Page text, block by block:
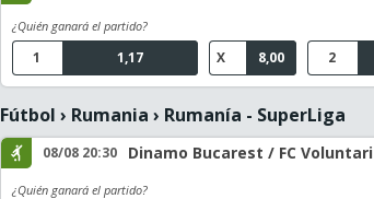
¿Quién ganará el partido?
1,17
1 8,00
X 2
Fútbol › Rumania › Rumanía - SuperLiga
08/08 20:30 Dinamo Bucarest / FC Voluntari
¿Quién ganará el partido?